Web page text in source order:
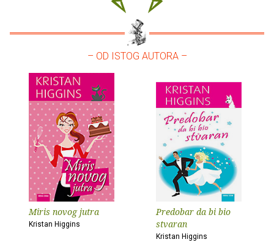
– OD ISTOG AUTORA –
Miris novog jutra
Kristan Higgins
Predobar da bi bio
stvaran
Kristan Higgins